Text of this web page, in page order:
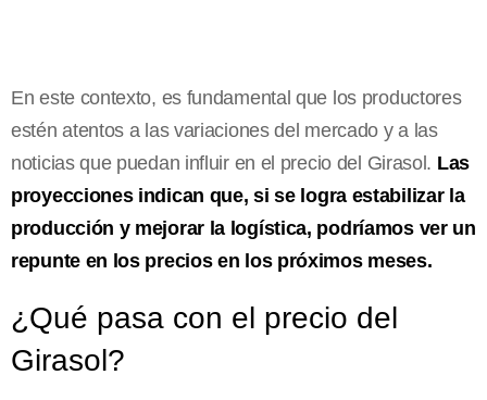
En este contexto, es fundamental que los productores
estén atentos a las variaciones del mercado y a las
noticias que puedan influir en el precio del Girasol. Las
proyecciones indican que, si se logra estabilizar la
producción y mejorar la logística, podríamos ver un
repunte en los precios en los próximos meses.
¿Qué pasa con el precio del
Girasol?